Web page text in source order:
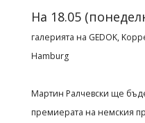
На 18.05
галерията на GEDOK,
Hamburg
Мартин Ралчевски ще
премиерата на немския